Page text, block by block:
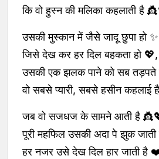
कि वो हुस्न की मलिका कहलाती है
उसकी मुस्कान में जैसे जादू छुपा हो
जिसे देख कर हर दिल बहकता हो 💖,
उसकी एक झलक पाने को सब तड़पते
वो सबसे प्यारी, सबसे हसीन कहलाई
जब वो सजधज के सामने आती है
पूरी महफिल उसकी अदा पे झुक
हर नजर उसे देख दिल हार जाती है